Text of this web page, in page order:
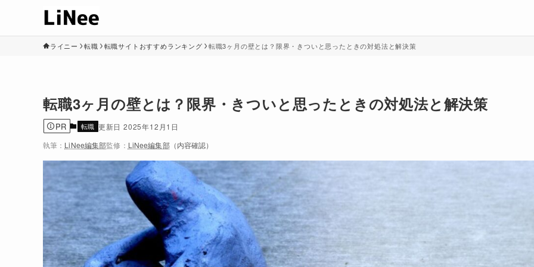
ライニー 転職 転職サイトおすすめランキング 転職3ヶ月の壁とは？限界・きついと思ったときの対処法と解決策
転職3ヶ月の壁とは？限界・きついと思ったときの対処法と解決策
PR 転職
2025年12月1日
執筆： LiNee編集部監修： LiNee編集部（内容確認）